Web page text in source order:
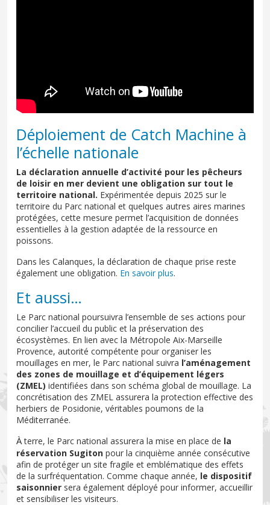
Déploiement de Catch Machine à
l’échelle nationale
La déclaration annuelle d’activité pour les pêcheurs
de loisir en mer devient une obligation sur tout le
territoire national. Expérimentée depuis 2025 sur le
territoire du Parc national et quelques autres aires marines
protégées, cette mesure permet l’acquisition de données
essentielles à la gestion adaptée de la ressource en
poissons.
Dans les Calanques, la déclaration de chaque prise reste
également une obligation. En savoir plus.
Et aussi…
Le Parc national poursuivra l’ensemble de ses actions pour
concilier l’accueil du public et la préservation des
écosystèmes. En lien avec la Métropole Aix-Marseille
Provence, autorité compétente pour organiser les
mouillages en mer, le Parc national suivra l’aménagement
des zones de mouillage et d’équipement légers
(ZMEL) identifiées dans son schéma global de mouillage. La
concrétisation des ZMEL assurera la protection effective des
herbiers de Posidonie, véritables poumons de la
Méditerranée.
Àterre, le Parc national assurera la mise en place de la
réservation Sugiton pour la cinquième année consécutive
afin de protéger un site fragile et emblématique des effets
de la surfréquentation. Comme chaque année, le dispositif
saisonnier sera également déployé pour informer, accueillir
et sensibiliser les visiteurs.